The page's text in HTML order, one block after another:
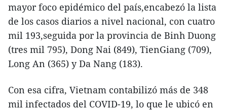
mayor foco epidémico del país,encabezó la lista
de los casos diarios a nivel nacional, con cuatro
mil 193,seguida por la provincia de Binh Duong
(tres mil 795), Dong Nai (849), TienGiang (709),
Long An (365) y Da Nang (183).
Con esa cifra, Vietnam contabilizó más de 348
mil infectados del COVID-19, lo que le ubicó en